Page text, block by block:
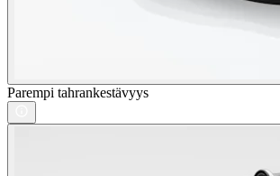
Parempi tahrankestävyys